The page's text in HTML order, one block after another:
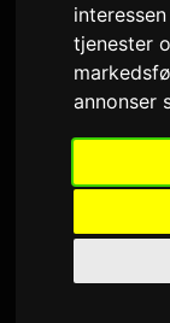
tjenester
annonser
AvSam 2
2,943
På Anime
leverte
sju-låters
gjennom